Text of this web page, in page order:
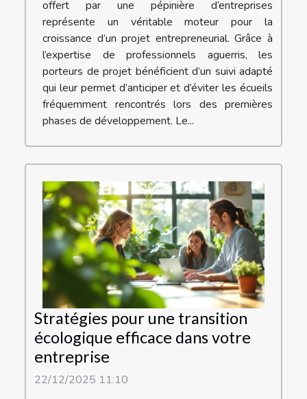
offert par une pépinière d’entreprises
représente un véritable moteur pour la
croissance d’un projet entrepreneurial. Grâce à
l’expertise de professionnels aguerris, les
porteurs de projet bénéficient d’un suivi adapté
qui leur permet d’anticiper et d’éviter les écueils
fréquemment rencontrés lors des premières
phases de développement. Le...
Stratégies pour une transition
écologique efficace dans votre
entreprise
22/12/2025 11:10